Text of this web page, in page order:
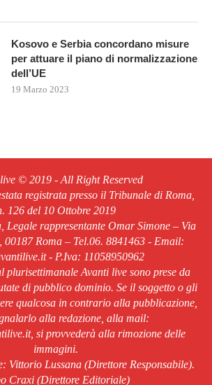
Kosovo e Serbia concordano misure
per attuare il piano di normalizzazione
dell’UE
19 Marzo 2023
© 2019 - All Right Reserved
registrata presso il Tribunale di Roma,
126 del 10 Ottobre 2019
Legale rappresentante Omar Simone – Via
00187 Roma – Tel.06. 8841463 - Email:
- P.Iva: 11058950962
plurisettimanale Avanti live sono prese da
di pubblico dominio. Se il soggetto o gli
qualcosa in contrario alla pubblicazione,
alla redazione, alla mail:
si provvederà alla rimozione delle
immagini.
Vittorio Lussana (Direttore Responsabile).
Craxi (Direttore Editoriale)